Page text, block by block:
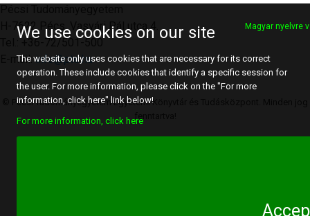
H-7622 Pécs, Vasvári Pál utca 4.
Tel.: +36-72/501-500
E-mail:info@pte.hu
© Pécsi Tudományegyetem Egyetemi Könyvtár és Tudásközpont. Minden jog
We use cookies on our site Magyar nyelvre
The website only uses cookies that are necessary for its correct
operation. These include cookies that identify a specific session for
the user. For more information, please click on the "For more
information, click here" link below!
For more information, click here